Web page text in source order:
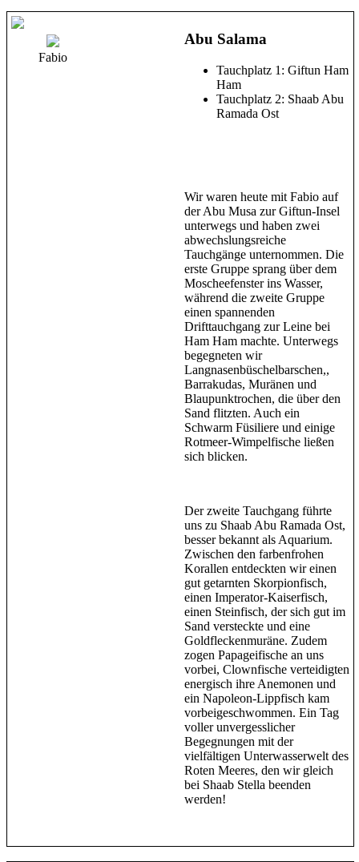
Fabio
Abu Salama
Tauchplatz 1: Giftun Ham
Ham
Tauchplatz 2: Shaab Abu
Ramada Ost
Wir waren heute mit Fabio auf
der Abu Musa zur Giftun-Insel
unterwegs und haben zwei
abwechslungsreiche
Tauchgänge unternommen. Die
erste Gruppe sprang über dem
Moscheefenster ins Wasser,
während die zweite Gruppe
einen spannenden
Drifttauchgang zur Leine bei
Ham Ham machte. Unterwegs
begegneten wir
Langnasenbüschelbarschen,,
Barrakudas, Muränen und
Blaupunktrochen, die über den
Sand flitzten. Auch ein
Schwarm Füsiliere und einige
Rotmeer-Wimpelfische ließen
sich blicken.
Der zweite Tauchgang führte
uns zu Shaab Abu Ramada Ost,
besser bekannt als Aquarium.
Zwischen den farbenfrohen
Korallen entdeckten wir einen
gut getarnten Skorpionfisch,
einen Imperator-Kaiserfisch,
einen Steinfisch, der sich gut im
Sand versteckte und eine
Goldfleckenmuräne. Zudem
zogen Papageifische an uns
vorbei, Clownfische verteidigten
energisch ihre Anemonen und
ein Napoleon-Lippfisch kam
vorbeigeschwommen. Ein Tag
voller unvergesslicher
Begegnungen mit der
vielfältigen Unterwasserwelt des
Roten Meeres, den wir gleich
bei Shaab Stella beenden
werden!